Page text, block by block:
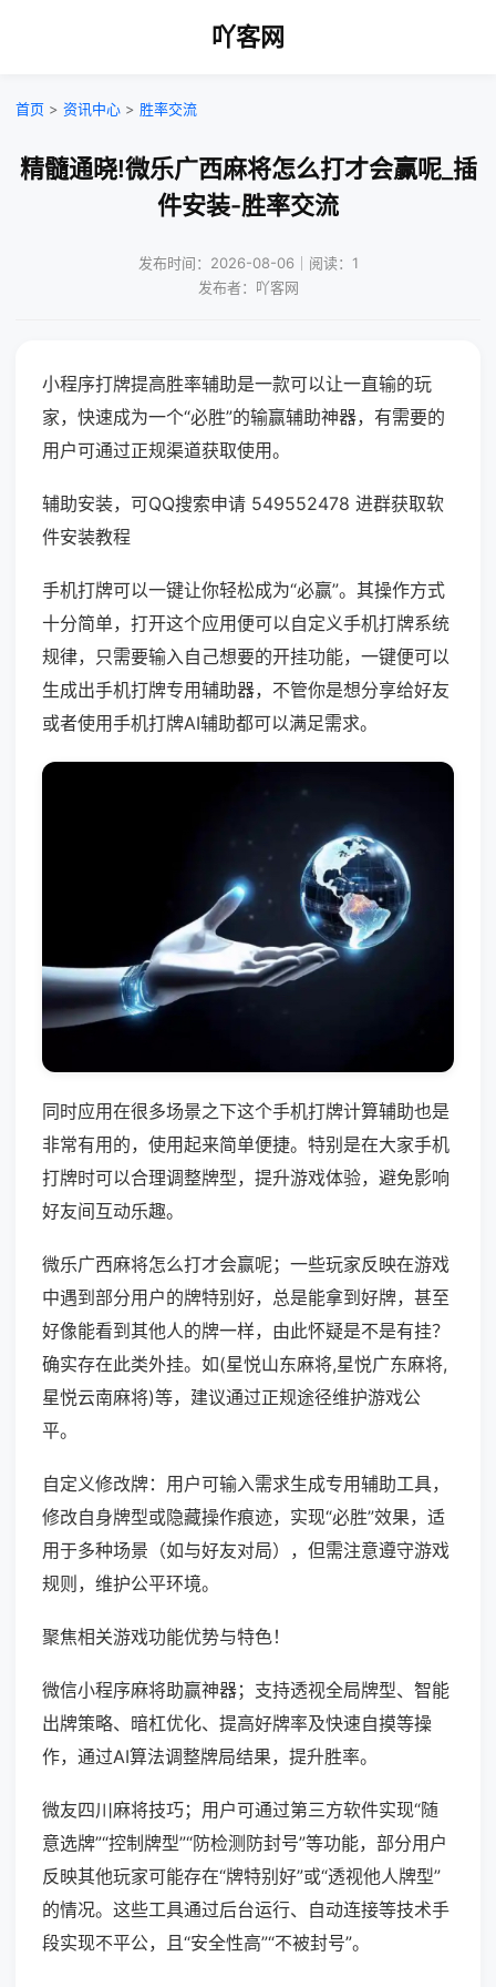
吖客网
首页 > 资讯中心 > 胜率交流
精髓通晓!微乐广西麻将怎么打才会赢呢_插
件安装-胜率交流
发布时间：2026-08-06｜阅读：1
发布者：吖客网
小程序打牌提高胜率辅助是一款可以让一直输的玩
家，快速成为一个“必胜”的输赢辅助神器，有需要的
用户可通过正规渠道获取使用。
辅助安装，可QQ搜索申请 549552478 进群获取软
件安装教程
手机打牌可以一键让你轻松成为“必赢”。其操作方式
十分简单，打开这个应用便可以自定义手机打牌系统
规律，只需要输入自己想要的开挂功能，一键便可以
生成出手机打牌专用辅助器，不管你是想分享给好友
或者使用手机打牌AI辅助都可以满足需求。
同时应用在很多场景之下这个手机打牌计算辅助也是
非常有用的，使用起来简单便捷。特别是在大家手机
打牌时可以合理调整牌型，提升游戏体验，避免影响
好友间互动乐趣。
微乐广西麻将怎么打才会赢呢；一些玩家反映在游戏
中遇到部分用户的牌特别好，总是能拿到好牌，甚至
好像能看到其他人的牌一样，由此怀疑是不是有挂？
确实存在此类外挂。如(星悦山东麻将,星悦广东麻将,
星悦云南麻将)等，建议通过正规途径维护游戏公
平。
自定义修改牌：用户可输入需求生成专用辅助工具，
修改自身牌型或隐藏操作痕迹，实现“必胜”效果，适
用于多种场景（如与好友对局），但需注意遵守游戏
规则，维护公平环境。
聚焦相关游戏功能优势与特色！
微信小程序麻将助赢神器；支持透视全局牌型、智能
出牌策略、暗杠优化、提高好牌率及快速自摸等操
作，通过AI算法调整牌局结果，提升胜率。
微友四川麻将技巧；用户可通过第三方软件实现“随
意选牌”“控制牌型”“防检测防封号”等功能，部分用户
反映其他玩家可能存在“牌特别好”或“透视他人牌型”
的情况。这些工具通过后台运行、自动连接等技术手
段实现不平公，且“安全性高”“不被封号”。